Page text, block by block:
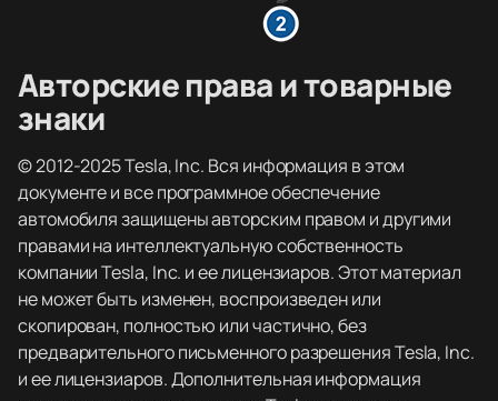
Авторские права и товарные
знаки
© 2012-2025 Tesla, Inc. Вся информация в этом
документе и все программное обеспечение
автомобиля защищены авторским правом и другими
правами на интеллектуальную собственность
компании Tesla, Inc. и ее лицензиаров. Этот материал
не может быть изменен, воспроизведен или
скопирован, полностью или частично, без
предварительного письменного разрешения Tesla, Inc.
и ее лицензиаров. Дополнительная информация